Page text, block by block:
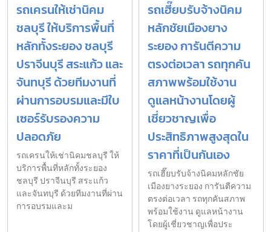
รถเครนให้เช่านิคม
ชลบุรี ให้บริการพื้นที่
หลักทั้งระยอง ชลบุรี
ปราจีนบุรี สระแก้ว และ
จันทบุรี ด้วยทีมงานที่
ผ่านการอบรมและมีใบ
เซอร์รับรองความ
ปลอดภัย
รถเครนให้เช่านิคมชลบุรี ให้
บริการพื้นที่หลักทั้งระยอง
ชลบุรี ปราจีนบุรี สระแก้ว
และจันทบุรี ด้วยทีมงานที่ผ่าน
การอบรมและม
รถเฮี๊ยบรับจ้างนิคม
หลักชัยเมืองยาง
ระยอง การันตีความ
ตรงต่อเวลา รถทุกคัน
สภาพพร้อมใช้งาน
ดูแลหน้างานโดยผู้
เชี่ยวชาญเพื่อ
ประสิทธิภาพสูงสุดใน
ราคาที่เป็นกันเอง
รถเฮี๊ยบรับจ้างนิคมหลักชัย
เมืองยางระยอง การันตีความ
ตรงต่อเวลา รถทุกคันสภาพ
พร้อมใช้งาน ดูแลหน้างาน
โดยผู้เชี่ยวชาญเพื่อประ